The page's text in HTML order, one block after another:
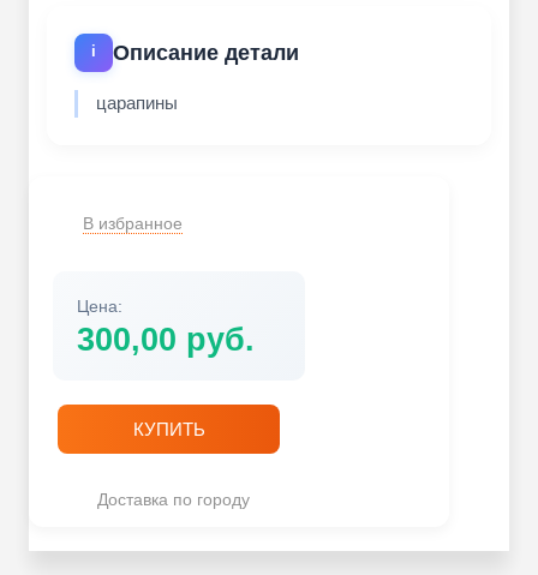
i Описание детали
царапины
В избранное
Цена:
300,00 руб.
КУПИТЬ
Доставка по городу